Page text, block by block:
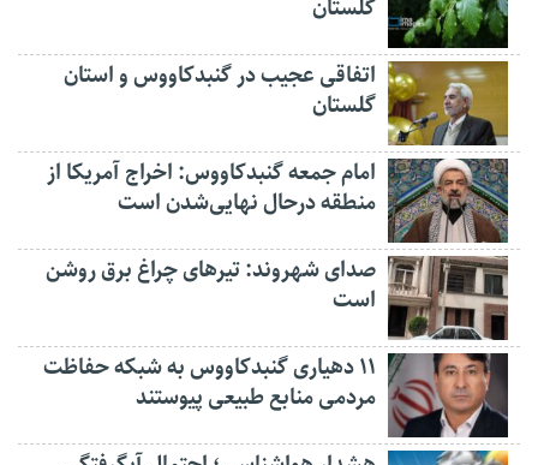
گلستان
اتفاقی عجیب در‌ گنبدکاووس و استان
گلستان
امام جمعه گنبدکاووس: اخراج آمریکا از
منطقه درحال نهایی‌شدن است
صدای شهروند: تیرهای چراغ برق روشن
است
۱۱ دهیاری گنبدکاووس به شبکه حفاظت
مردمی منابع طبیعی پیوستند